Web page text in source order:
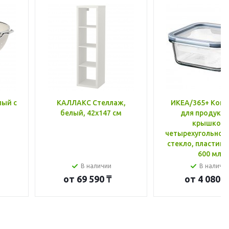
с
КАЛЛАКС Стеллаж,
белый, 42x147 см
В наличии
от 69 590 ₸
ИКЕА/365+
для
крышкой,
стекло, пластик
600 мл
В
от 4 080 ₸